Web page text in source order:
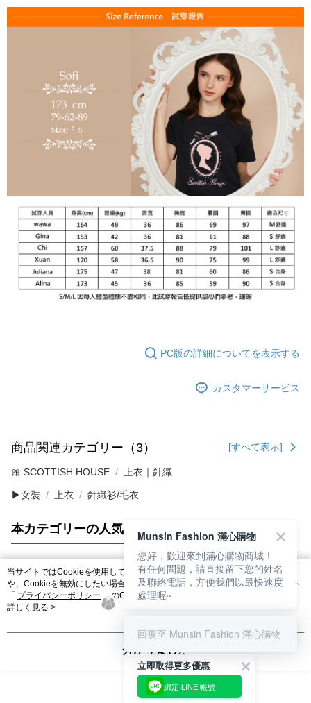
PC版の詳細についてを表示する
カスタマーサービス
商品関連カテゴリー（3） [すべて表示]
🎀 SCOTTISH HOUSE 上衣｜針織
▶女裝 上衣 針織衫/毛衣
本カテゴリーの人気商品 サイト全体のランキング
人気タグ
当サイトではCookieを使用しています。当サイトのCookie使用に関する詳細
や、Cookieを無効にしたい場合のブラウザでの設定方法については、当サイト
「 プライバシーポリシー 」のCookieポリシーをご参照ください。お客さま
が、当サイトを引き続き使用される場合、当社がサイト利用規約のCookieポリ
詳しく見る >
分かりました
立即取得更多優惠
綁定 LINE 帳號
Munsin Fashion 滿心購物
您好，歡迎來到滿心購物商城！
有任何問題，請直接留下您的姓名
及聯絡電話，方便我們以最快速度
處理喔~
回覆至 Munsin Fashion 滿心購物